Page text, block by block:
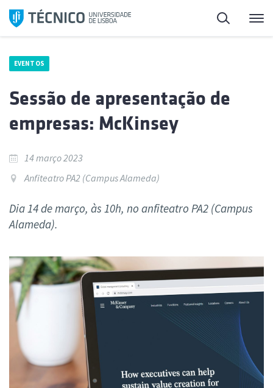
Saltar
para
Pesquisa
EVENTOS
Sessão de apresentação de
empresas: McKinsey
14 março 2023
Anfiteatro PA2 (Campus Alameda)
Dia 14 de março, às 10h, no anfiteatro PA2 (Campus
Alameda).